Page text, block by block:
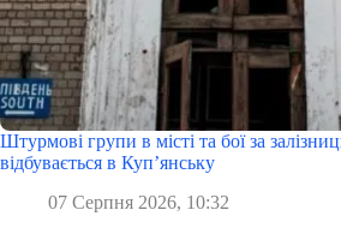
Штурмові групи в місті та бої за
відбувається в Куп’янську
07 Серпня 2026, 10:32